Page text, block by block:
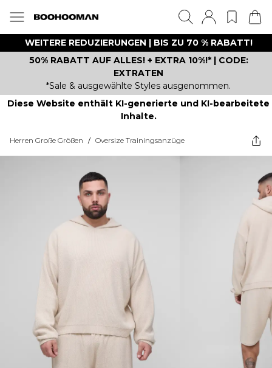
WEITERE REDUZIERUNGEN | BIS ZU 70 % RABATT!
50% RABATT AUF ALLES! + EXTRA 10%!* | CODE:
EXTRATEN
*Sale & ausgewählte Styles ausgenommen.
Diese Website enthält KI-generierte und KI-bearbeitete
Inhalte.
Herren Große Größen / Oversize Trainingsanzüge